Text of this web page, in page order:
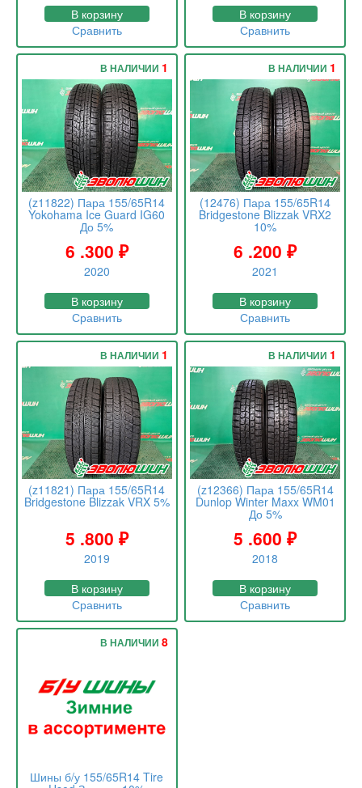
В корзину
Сравнить
В корзину
Сравнить
(z11822) Пара 155/65R14
Yokohama Ice Guard IG60
До 5%
6 .300 ₽
2020
В НАЛИЧИИ 1
В корзину
Сравнить
(12476) Пара 155/65R14
Bridgestone Blizzak VRX2
10%
6 .200₽
2021
В НАЛИЧИИ 1
В корзину
Сравнить
(z11821) Пара 155/65R14
Bridgestone Blizzak VRX 5%
5 .800 ₽
2019
В НАЛИЧИИ 1
В корзину
Сравнить
(z12366) Пара 155/65R14
Dunlop Winter Maxx WM01
До 5%
5 .600₽
2018
В НАЛИЧИИ 1
В корзину
Сравнить
Шины б/у 155/65R14 Tire
В НАЛИЧИИ 8